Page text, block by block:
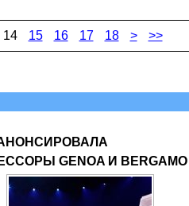
14 15 16 17 18 > >>
GENOA И BERGAMO